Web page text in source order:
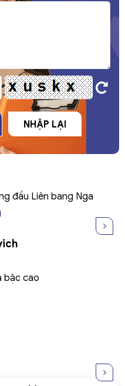
NHẬP LẠI
đầu Liên bang Nga
bậc cao